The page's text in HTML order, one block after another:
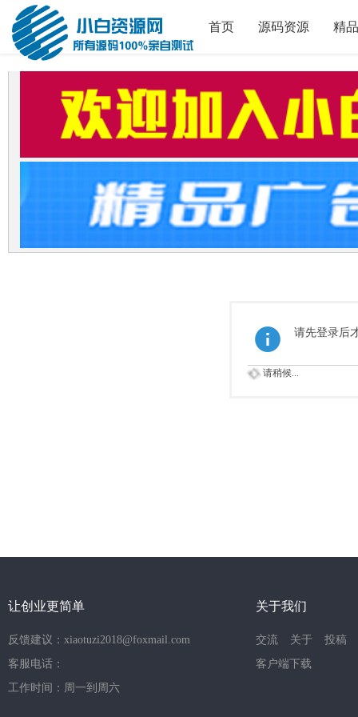
首页 源码资源 精
请先登录后
请稍候...
让创业更简单
反馈建议：xiaotuzi2018@foxmail.com
客服电话：
工作时间：周一到周六
关于我们
交流 关于
投稿
客户端下载